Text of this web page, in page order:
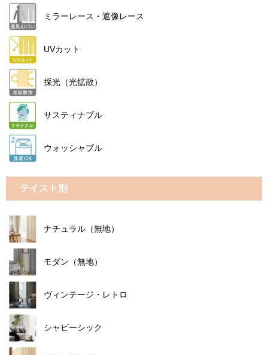
ミラーレース・遮像レース
UVカット
採光（光拡散）
サスティナブル
ウォッシャブル
テイスト別
ナチュラル（無地）
モダン（無地）
ヴィンテージ・レトロ
シャビーシック